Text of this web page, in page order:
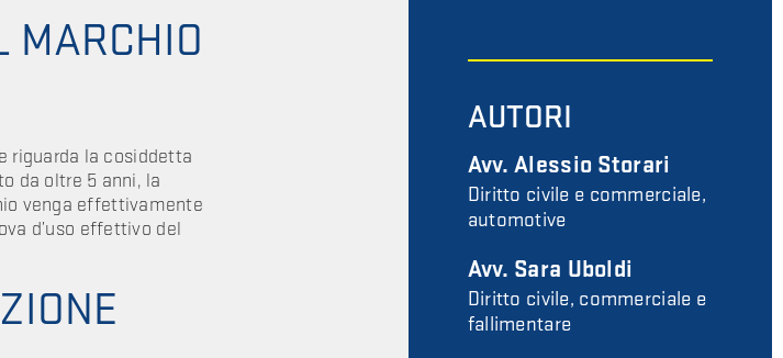
MARCHIO
riguarda la cosiddetta
da oltre 5 anni, la
venga effettivamente
d’uso effettivo del
AUTORI
Avv. Alessio Storari
Diritto civile e commerciale,
automotive
Avv. Sara Uboldi
Diritto civile, commerciale e
fallimentare